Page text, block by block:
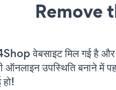
Remove
वेबसाइट मिल गई है
उपस्थिति बनाने में